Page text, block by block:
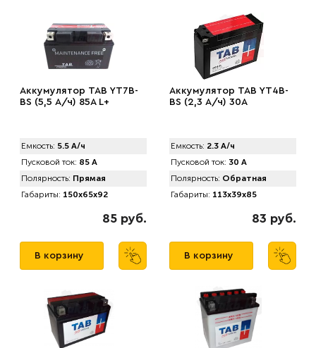
Аккумулятор TAB YT7B-
BS (5,5 А/ч) 85A L+
Емкость: 5.5 А/ч
Пусковой ток: 85 А
Полярность: Прямая
Габариты: 150x65x92
85 руб.
В корзину
Аккумулятор TAB YT4B-
BS (2,3 А/ч) 30A
Емкость: 2.3 А/ч
Пусковой ток: 30 А
Полярность: Обратная
Габариты: 113x39x85
83 руб.
В корзину